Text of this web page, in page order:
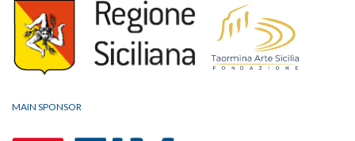
MAIN SPONSOR